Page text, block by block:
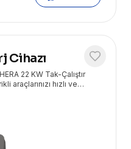
Cihazı
22 KW Tak-Çalıştır
araçlarınızı hızlı ve